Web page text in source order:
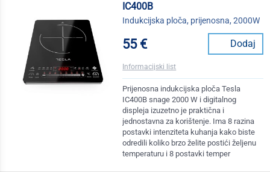
IC400B
Indukcijska ploča, prijenosna, 2000W
55 € Dodaj
Informacijski list
Prijenosna indukcijska ploča Tesla
IC400B snage 2000 W i digitalnog
displeja izuzetno je praktična i
jednostavna za korištenje. Ima 8 razina
postavki intenziteta kuhanja kako biste
odredili koliko brzo želite postići željenu
temperaturu i 8 postavki temper